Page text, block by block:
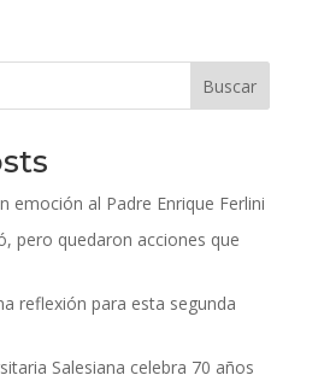
Buscar
emoción al Padre Enrique Ferlini
pero quedaron acciones que
reflexión para esta segunda
Salesiana celebra 70 años